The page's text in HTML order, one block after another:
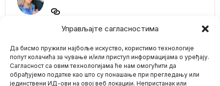
Управљајте сагласностима
Да бисмо пружили најбоље искуство, користимо технологије
попут колачића за чување и/или приступ информацијама о уређају.
Сагласност са овим технологијама ће нам омогућити да
обрађујемо податке као што су понашање при прегледању или
јединствени ИД-ови на овој веб локацији. Непристанак или
Devojčice
zlostavljane u
bazenima Nemačke i
Austrije: Da li je ovo
cena imigracije?